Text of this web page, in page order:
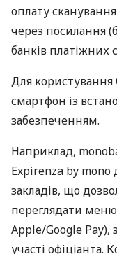
оплату
через посилання
банків платіжних
Для
смартфон із
забезпеченням.
Наприклад,
Expirenza by mono
закладів, що
переглядати
Apple/Google Pay),
участі офіціанта.